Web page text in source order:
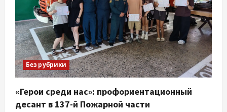
Без рубрики
«Герои среди нас»: профориентационный
десант в 137-й Пожарной части